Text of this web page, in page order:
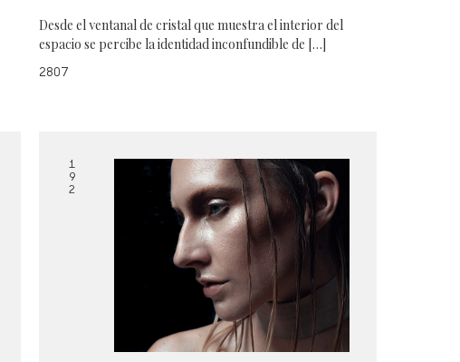
Desde el ventanal de cristal que muestra el interior del
espacio se percibe la identidad inconfundible de […]
2807
1
9
2